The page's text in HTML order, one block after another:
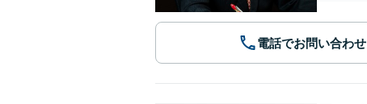
電話でお問い合わせ